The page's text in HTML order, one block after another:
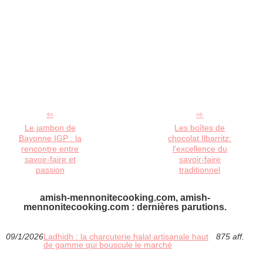
Le jambon de
Bayonne IGP : la
rencontre entre
savoir-faire et
passion
Les boîtes de
chocolat Ilbarritz:
l'excellence du
savoir-faire
traditionnel
amish-mennonitecooking.com, amish-
mennonitecooking.com : dernières parutions.
09/1/2026Ladhidh : la charcuterie halal artisanale haut
de gamme qui bouscule le marché
875 aff.